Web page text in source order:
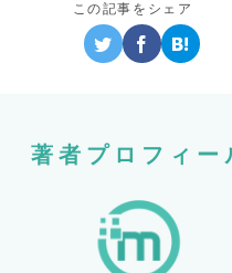
この記事をシェア
著者プロフィー